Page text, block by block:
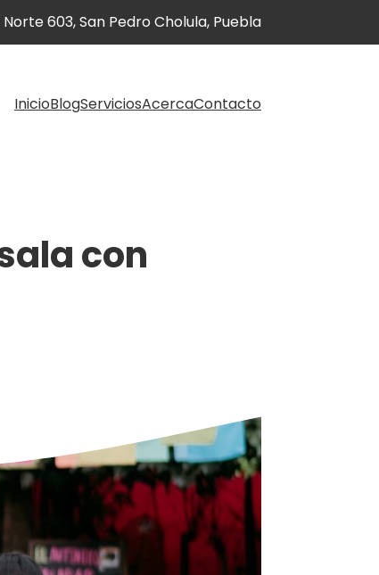
Norte 603, San Pedro Cholula, Puebla
InicioBlogServiciosAcercaContacto
con